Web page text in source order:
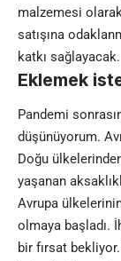
malzemesi
satışına
katkı sağlayacak.
Eklemek
Pandemi
düşünüyorum.
Doğu
yaşanan
Avrupa
olmaya başladı.
bir fırsat